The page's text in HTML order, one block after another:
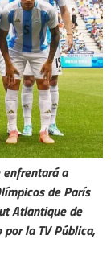
enfrentará a
de París
Atlantique de
la TV Pública,